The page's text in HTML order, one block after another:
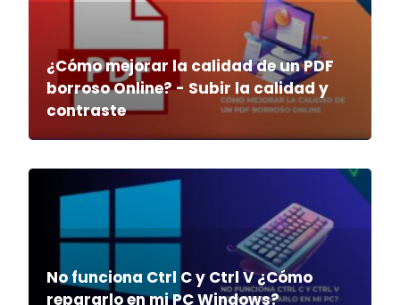
¿Cómo mejorar la calidad de un PDF
borroso Online? - Subir la calidad y
contraste
No funciona Ctrl C y Ctrl V ¿Cómo
repararlo en mi PC Windows?